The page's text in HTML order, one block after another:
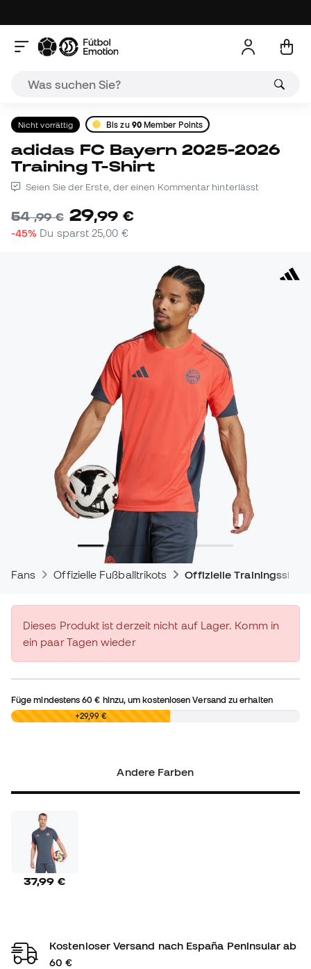
Nicht vorrättig Bis zu 90Member Points
adidas FC Bayern 2025-2026
Training T-Shirt
Seien Sie der Erste, der einen Kommentar hinterlässt
54,99 € 29,99 €
-45% Du sparst 25,00 €
Fans Offizielle Fußballtrikots Offizielle Trainingsshirts
Dieses Produkt ist derzeit nicht auf Lager. Komm in
ein paar Tagen wieder
Füge mindestens60 € hinzu, um kostenlosen Versand zu erhalten
0,00 € +29,99 €
Andere Farben
37,99 €
Kostenloser Versand nach España Peninsular ab
60 €